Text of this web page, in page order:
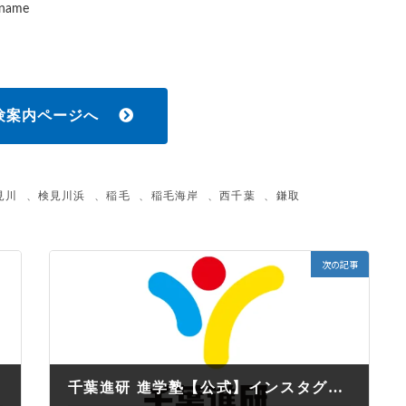
案内ページへ
、 検見川浜 、稲毛 、 稲毛海岸 、西千葉 、 鎌取
次の記事
千葉進研 進学塾【公式】インスタグラム始めました。